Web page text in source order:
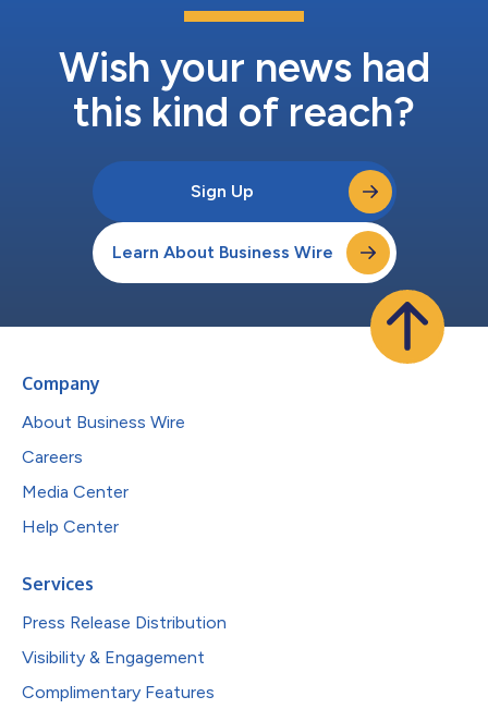
Wish your news had
this kind of reach?
Sign Up
Learn About Business Wire
Company
About Business Wire
Careers
Media Center
Help Center
Services
Press Release Distribution
Visibility & Engagement
Complimentary Features